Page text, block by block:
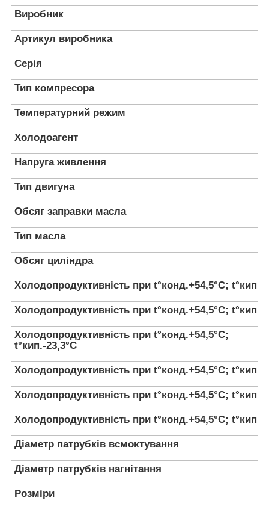
Виробник
Артикул виробника
Серія
Тип компресора
Температурний режим
Холодоагент
Напруга живлення
Тип двигуна
Обсяг заправки масла
Тип масла
Обсяг циліндра
Холодопродуктивність при t°конд.+54,5°С; t°кип.-
Холодопродуктивність при t°конд.+54,5°С; t°кип.-
Холодопродуктивність при t°конд.+54,5°С;
t°кип.-23,3°С
Холодопродуктивність при t°конд.+54,5°С; t°кип.-
Холодопродуктивність при t°конд.+54,5°С; t°кип.-
Холодопродуктивність при t°конд.+54,5°С; t°кип.-
Діаметр патрубків всмоктування
Діаметр патрубків нагнітання
Розміри